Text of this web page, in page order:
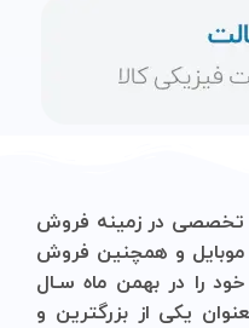
تخصصی در زمینه فروش
موبایل و ‌همچنین فروش
را در بهمن ماه سـال
بعنوان یکی از بزرگترین و